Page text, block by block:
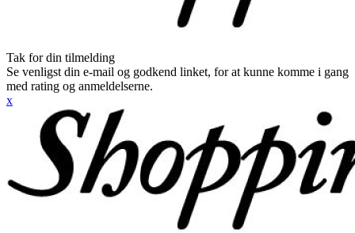
Tak for din tilmelding
Se venligst din e-mail og godkend linket, for at kunne komme i gang
med rating og anmeldelserne.
x